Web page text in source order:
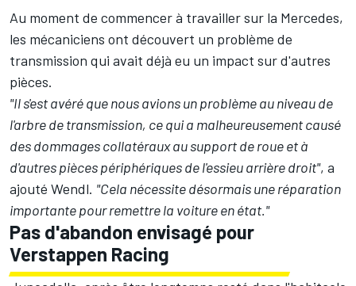
Au moment de commencer à travailler sur la Mercedes,
les mécaniciens ont découvert un problème de
transmission qui avait déjà eu un impact sur d'autres
pièces.
"Il s'est avéré que nous avions un problème au niveau de
l'arbre de transmission, ce qui a malheureusement causé
des dommages collatéraux au support de roue et à
d'autres pièces périphériques de l'essieu arrière droit", a
ajouté Wendl. "Cela nécessite désormais une réparation
importante pour remettre la voiture en état."
Pas d'abandon envisagé pour
Verstappen Racing